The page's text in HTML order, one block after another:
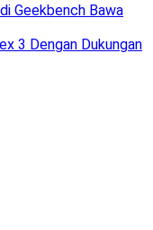
Geekbench Bawa
3 Dengan Dukungan